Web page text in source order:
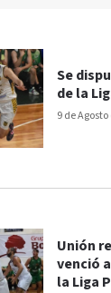
9 de
Se
de la
Unión
venció
la Liga